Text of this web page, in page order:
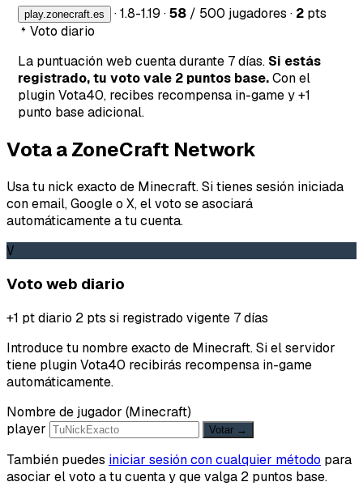
play.zonecraft.es ·1.8-1.19 ·58 / 500 jugadores · 2 pts
Voto diario
La puntuación web cuenta durante 7 días. Si estás
registrado, tu voto vale 2 puntos base.Con el
plugin Vota40, recibes recompensa in-game y +1
punto base adicional.
Vota a ZoneCraft Network
Usa tu nick exacto de Minecraft. Si tienes sesión iniciada
con email, Google o X, el voto se asociará
automáticamente a tu cuenta.
V
Voto web diario
+1 pt diario 2 pts si registrado vigente 7 días
Introduce tu nombre exacto de Minecraft. Si el servidor
tiene plugin Vota40 recibirás recompensa in-game
automáticamente.
Nombre de jugador (Minecraft)
player
Votar →
También puedes iniciar sesión con cualquier método para
asociar el voto a tu cuenta y que valga 2 puntos base.